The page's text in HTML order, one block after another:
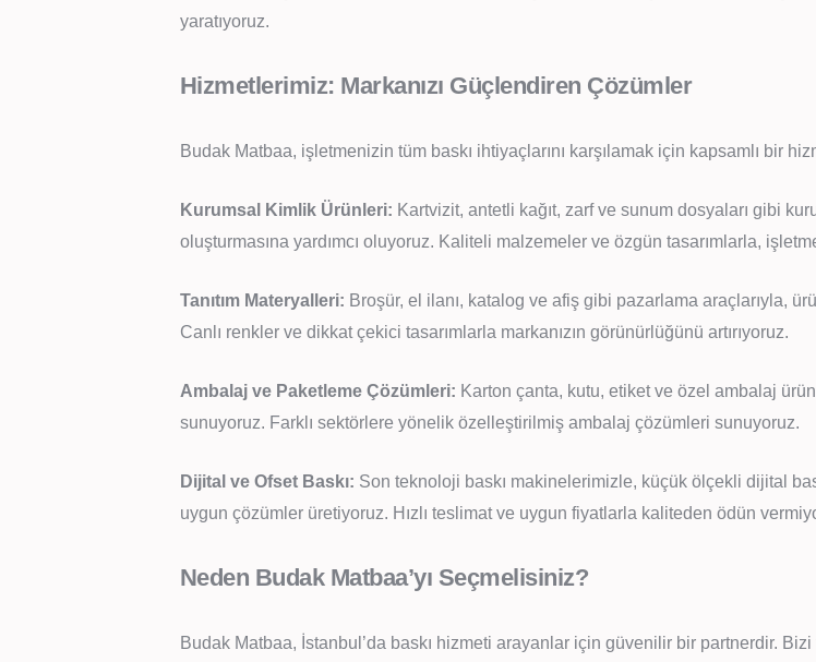
yaratıyoruz.
Hizmetlerimiz: Markanızı Güçlendiren Çözümler
Budak Matbaa, işletmenizin tüm baskı ihtiyaçlarını karşılamak için kapsamlı bir
Kurumsal Kimlik Ürünleri: Kartvizit, antetli kağıt, zarf ve sunum dosyaları gibi
oluşturmasına yardımcı oluyoruz. Kaliteli malzemeler ve özgün tasarımlarla,
Tanıtım Materyalleri: Broşür, el ilanı, katalog ve afiş gibi pazarlama araçlarıyla,
Canlı renkler ve dikkat çekici tasarımlarla markanızın görünürlüğünü artırıyoruz.
Ambalaj ve Paketleme Çözümleri: Karton çanta, kutu, etiket ve özel ambalaj
sunuyoruz. Farklı sektörlere yönelik özelleştirilmiş ambalaj çözümleri sunuyoruz.
Dijital ve Ofset Baskı: Son teknoloji baskı makinelerimizle, küçük ölçekli dijital
uygun çözümler üretiyoruz. Hızlı teslimat ve uygun fiyatlarla kaliteden ödün
Neden Budak Matbaa’yı Seçmelisiniz?
Budak Matbaa, İstanbul’da baskı hizmeti arayanlar için güvenilir bir partnerdir.